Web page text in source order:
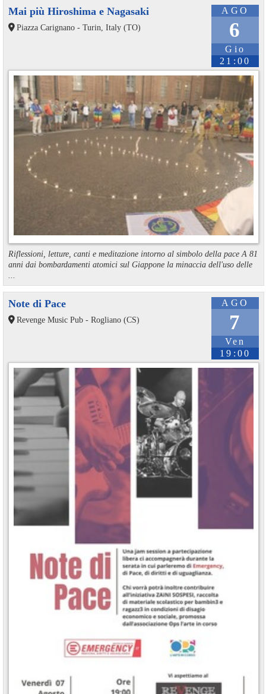
AGO
6
Gio
21:00
Mai più Hiroshima e Nagasaki
Piazza Carignano - Turin, Italy (TO)
Riflessioni, letture, canti e meditazione intorno al simbolo della pace A 81
anni dai bombardamenti atomici sul Giappone la minaccia dell'uso delle
AGO
7
Ven
19:00
Note di Pace
Revenge Music Pub - Rogliano (CS)